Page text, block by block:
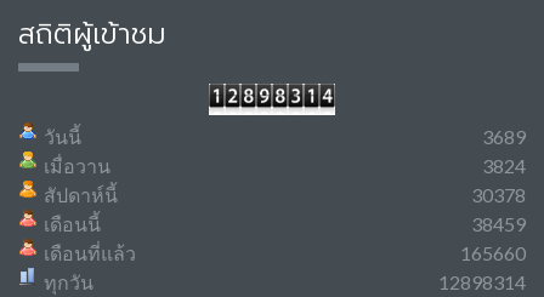
สถิติผู้เข้าชม
วันนี้
เมื่อวาน
สัปดาห์นี้
เดือนนี้
เดือนที่แล้ว
ทุกวัน
3689
3824
30378
38459
165660
12898314